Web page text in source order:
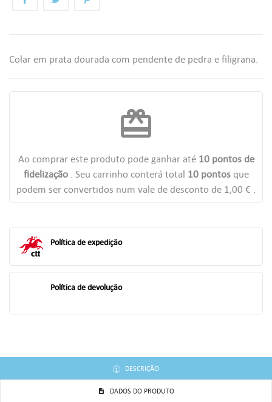
redeem
Ao comprar este produto pode ganhar até 10pontos de
fidelização. Seu carrinho conterá total 10pontosque
podem ser convertidos num vale de desconto de 1,00 € .
Colar em prata dourada com pendente de pedra e filigrana.
Política de expedição
Política de devolução
DESCRIÇÃO
DADOS DO PRODUTO
AS MINHAS LISTAS DE DESEJOS
((TITLE))
((LABEL))
ENTRAR
Você precisa estar logado para salvar produtos em sua lista de